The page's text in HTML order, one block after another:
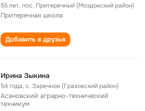
55 лет,пос. Притеречный (Моздокский район)
Притеречная школа
Добавить в друзья
Ирина Зыкина
54 года,с. Заречное (Граховский район)
Асановский аграрно-технический
техникум